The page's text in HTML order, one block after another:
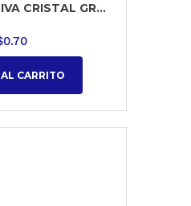
CRISTAL GR...
0.70
CARRITO